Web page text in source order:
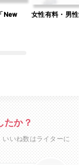
New
女性有料・男
たか？
いね数はライターに